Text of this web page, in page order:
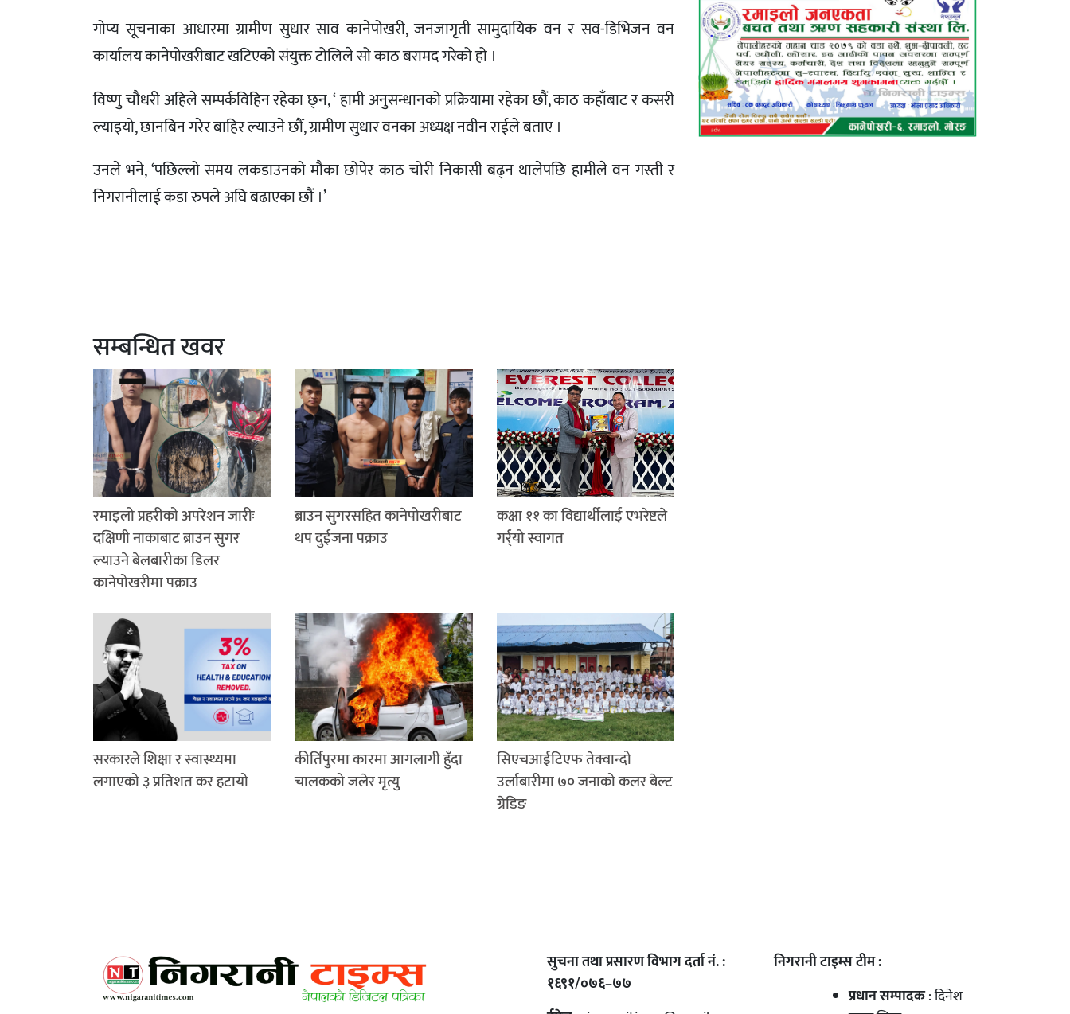
गोप्य सूचनाका आधारमा ग्रामीण सुधार साव कानेपोखरी, जनजागृती सामुदायिक वन र सव-डिभिजन वन
कार्यालय कानेपोखरीबाट खटिएको संयुक्त टोलिले सो काठ बरामद गरेको हो ।
विष्णु चौधरी अहिले सम्पर्कविहिन रहेका छ्न, ‘ हामी अनुसन्धानको प्रक्रियामा रहेका छौं, काठ कहाँबाट र कसरी
ल्याइयो, छानबिन गरेर बाहिर ल्याउने छौँ, ग्रामीण सुधार वनका अध्यक्ष नवीन राईले बताए ।
उनले भने, ‘पछिल्लो समय लकडाउनको मौका छोपेर काठ चोरी निकासी बढ्न थालेपछि हामीले वन गस्ती र
निगरानीलाई कडा रुपले अघि बढाएका छौं ।’
सम्बन्धित खवर
रमाइलो प्रहरीको अपरेशन जारीः
दक्षिणी नाकाबाट ब्राउन सुगर
ल्याउने बेलबारीका डिलर
कानेपोखरीमा पक्राउ
ब्राउन सुगरसहित कानेपोखरीबाट
थप दुईजना पक्राउ
कक्षा ११ का विद्यार्थीलाई एभरेष्टले
गर्र्यो स्वागत
सरकारले शिक्षा र स्वास्थ्यमा
लगाएको ३ प्रतिशत कर हटायो
कीर्तिपुरमा कारमा आगलागी हुँदा
चालकको जलेर मृत्यु
सिएचआईटिएफ तेक्वान्दो
उर्लाबारीमा ७० जनाको कलर बेल्ट
ग्रेडिङ
सुचना तथा प्रसारण विभाग दर्ता नं. :
१६९१/०७६–७७
निगरानी टाइम्स टीम :
प्रधान सम्पादक: दिनेश